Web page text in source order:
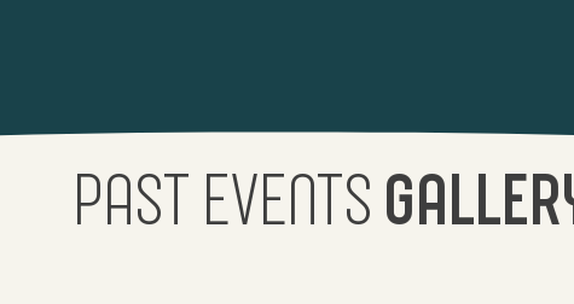
PAST EVENTS
SATURDAYVOIR LA
GALERIE
PHOTOS
THURSDAY
14
VOIR LA
GALERIE
PHOTOS
SUNDAY
6